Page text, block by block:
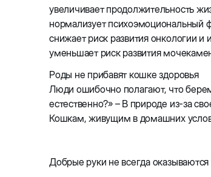
увеличивает продолжительность
нормализует психоэмоциональный
снижает риск развития онкологии
уменьшает риск развития
Роды не прибавят кошке здоровья
Люди ошибочно полагают, что
естественно?» – В природе из-за
Кошкам, живущим в домашних
Добрые руки не всегда